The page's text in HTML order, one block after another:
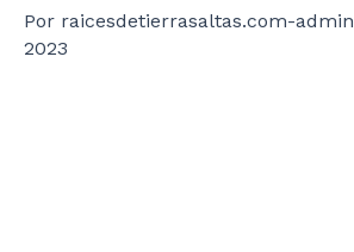
Por raicesdetierrasaltas.com-admin
2023